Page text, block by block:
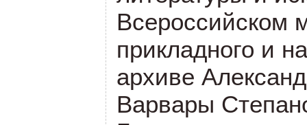
Всероссийском
прикладного и
архиве
Варвары